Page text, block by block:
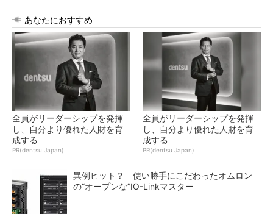
あなたにおすすめ
全員がリーダーシップを発揮
し、自分より優れた人財を育
成する
PR(dentsu Japan)
全員がリーダーシップを発揮
し、自分より優れた人財を育
成する
PR(dentsu Japan)
異例ヒット？ 使い勝手にこだわったオムロン
の“オープンな”IO-Linkマスター